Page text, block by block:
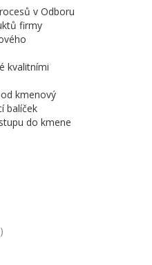
v Odboru
firmy
kvalitními
kmenový
balíček
do kmene